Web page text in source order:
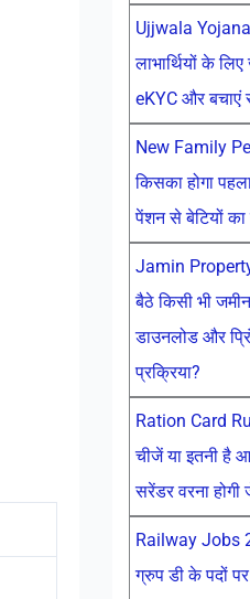
Ujjwala
लाभार्थियों के
eKYC और बचाएं
New Family
किसका होगा
पेंशन से बेटियों का
Jamin
बैठे किसी भी
डाउनलोड और
प्रक्रिया?
Ration Card
चीजें या इतनी है
सरेंडर वरना होगी
Railway Jobs
ग्रुप डी के पदों पर